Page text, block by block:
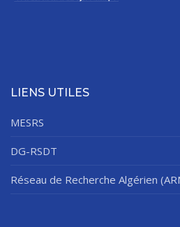
LIENS UTILES
MESRS
DG-RSDT
Réseau de Recherche Algérien